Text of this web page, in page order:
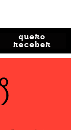
quero
receber